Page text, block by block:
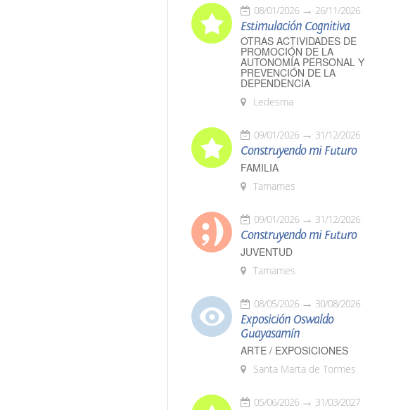
08/01/2026 26/11/2026
Estimulación Cognitiva
OTRAS ACTIVIDADES DE
PROMOCIÓN DE LA
AUTONOMÍA PERSONAL Y
PREVENCIÓN DE LA
DEPENDENCIA
Ledesma
09/01/2026 31/12/2026
Construyendo mi Futuro
FAMILIA
Tamames
09/01/2026 31/12/2026
Construyendo mi Futuro
JUVENTUD
Tamames
08/05/2026 30/08/2026
Exposición Oswaldo
Guayasamín
ARTE / EXPOSICIONES
Santa Marta de Tormes
05/06/2026 31/03/2027